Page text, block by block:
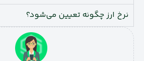
نرخ ارز چگونه تعیین می‌شود؟